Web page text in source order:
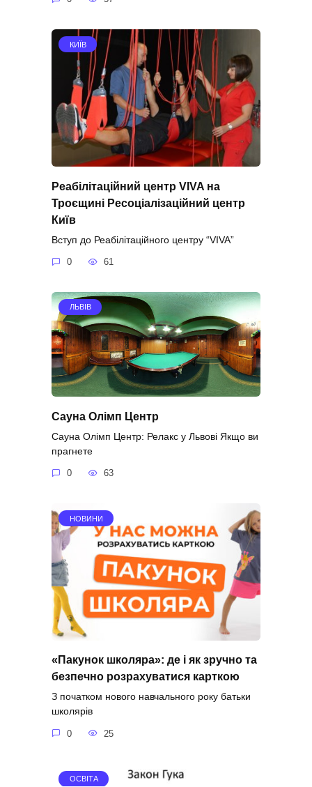
КИЇВ
Реабілітаційний центр VIVA на
Троєщині Ресоціалізаційний центр
Київ
Вступ до Реабілітаційного центру “VIVA”
0 61
ЛЬВІВ
Сауна Олімп Центр
Сауна Олімп Центр: Релакс у Львові Якщо ви
прагнете
0 63
НОВИНИ
«Пакунок школяра»: де і як зручно та
безпечно розрахуватися карткою
З початком нового навчального року батьки
школярів
0 25
ОСВІТА